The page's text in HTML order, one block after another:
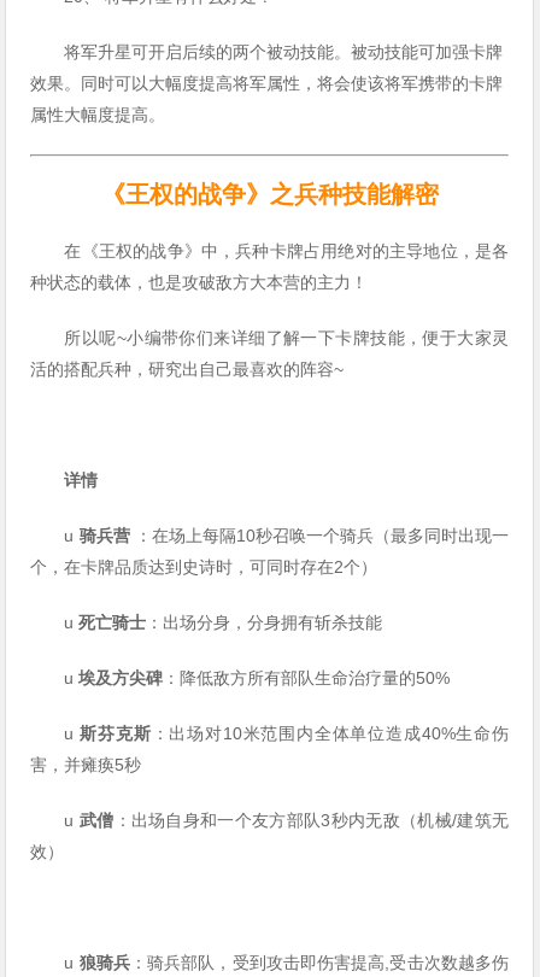
将军升星可开启后续的两个被动技能。被动技能可加强卡牌
效果。同时可以大幅度提高将军属性，将会使该将军携带的卡牌
属性大幅度提高。
《王权的战争》之兵种技能解密
在《王权的战争》中，兵种卡牌占用绝对的主导地位，是各
种状态的载体，也是攻破敌方大本营的主力！
所以呢~小编带你们来详细了解一下卡牌技能，便于大家灵
活的搭配兵种，研究出自己最喜欢的阵容~
详情
u 骑兵营
：在场上每隔10秒召唤一个骑兵（最多同时出现一
个，在卡牌品质达到史诗时，可同时存在2个）
u死亡骑士 ：出场分身，分身拥有斩杀技能
u埃及方尖碑 ：降低敌方所有部队生命治疗量的50%
u斯芬克斯 ：出场对10米范围内全体单位造成40%生命伤
害，并瘫痪5秒
u 武僧 ：出场自身和一个友方部队3秒内无敌（机械/建筑无
效）
u 狼骑兵：骑兵部队，受到攻击即伤害提高,受击次数越多伤